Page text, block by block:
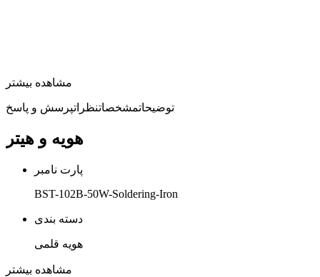
مشاهده بیشتر
توضیحاتمشخصاتنظراتپرسش و پاسخ
هویه و هیتر
پارت نامبر
BST-102B-50W-Soldering-Iron
دسته بندی
هویه قلمی
وزن
مشاهده بیشتر